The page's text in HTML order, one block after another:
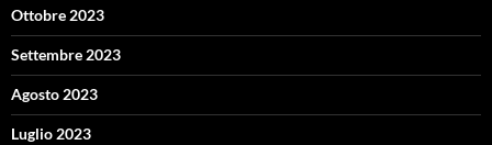
Ottobre 2023
Settembre 2023
Agosto 2023
Luglio 2023